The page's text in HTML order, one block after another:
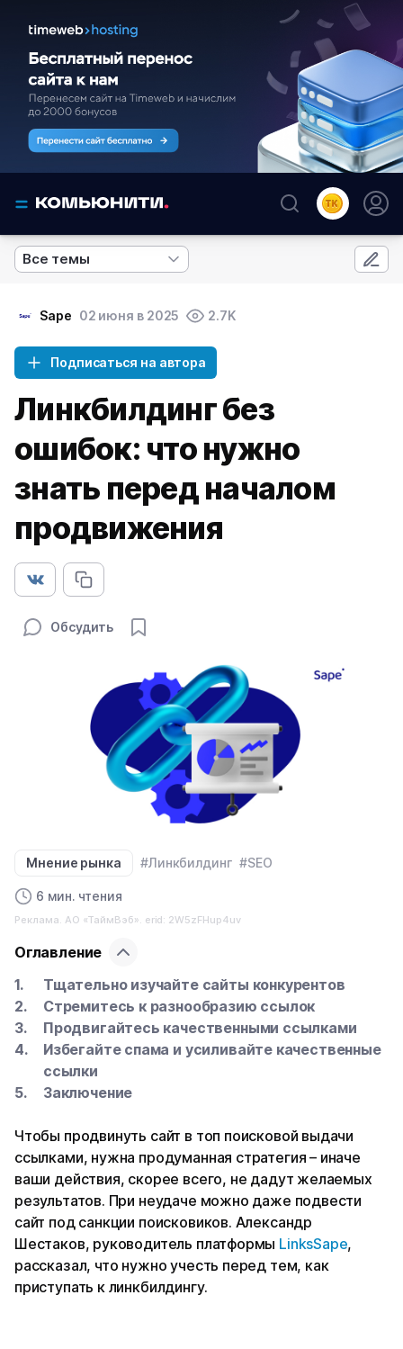
Все темы
Sape 02 июня в 2025 2.7K
Подписаться на автора
Линкбилдинг без
ошибок: что нужно
знать перед началом
продвижения
Обсудить
Мнение рынка #Линкбилдинг #SEO
6 мин. чтения
Реклама. АО «ТаймВэб». erid: 2W5zFHup4uv
Оглавление
Тщательно изучайте сайты конкурентов
Стремитесь к разнообразию ссылок
Продвигайтесь качественными ссылками
Избегайте спама и усиливайте качественные
ссылки
Заключение
Чтобы продвинуть сайт в топ поисковой выдачи
ссылками, нужна продуманная стратегия – иначе
ваши действия, скорее всего, не дадут желаемых
результатов. При неудаче можно даже подвести
сайт под санкции поисковиков. Александр
Шестаков, руководитель платформы LinksSape,
рассказал, что нужно учесть перед тем, как
приступать к линкбилдингу.